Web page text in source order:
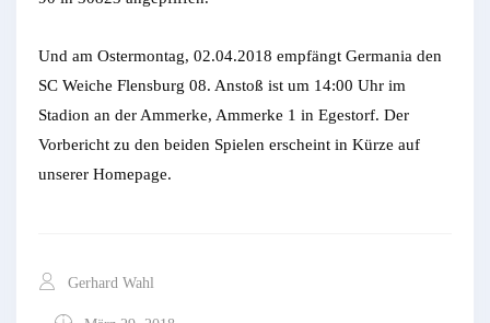
Und am Ostermontag, 02.04.2018 empfängt Germania den
SC Weiche Flensburg 08. Anstoß ist um 14:00 Uhr im
Stadion an der Ammerke, Ammerke 1 in Egestorf. Der
Vorbericht zu den beiden Spielen erscheint in Kürze auf
unserer Homepage.
Gerhard Wahl